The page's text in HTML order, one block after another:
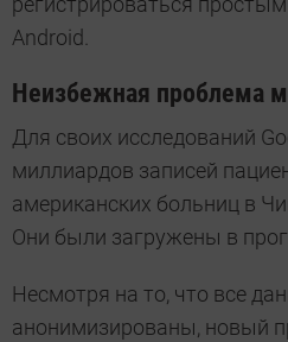
Android.
Неизбежная проблема
Для своих исследований
миллиардов записей
американских больниц в
Они были загружены в
Несмотря на то, что все
анонимизированы, новый